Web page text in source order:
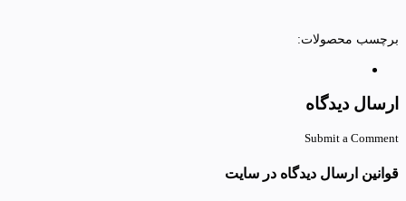
برچسب محصولات:
ارسال دیدگاه
Submit a Comment
قوانین ارسال دیدگاه در سایت